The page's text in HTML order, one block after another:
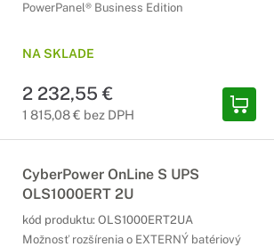
PowerPanel® Business Edition
NA SKLADE
2 232,55 €
1 815,08 € bez DPH
CyberPower OnLine S UPS
OLS1000ERT 2U
kód produktu: OLS1000ERT2UA
Možnosť rozšírenia o EXTERNÝ batériový